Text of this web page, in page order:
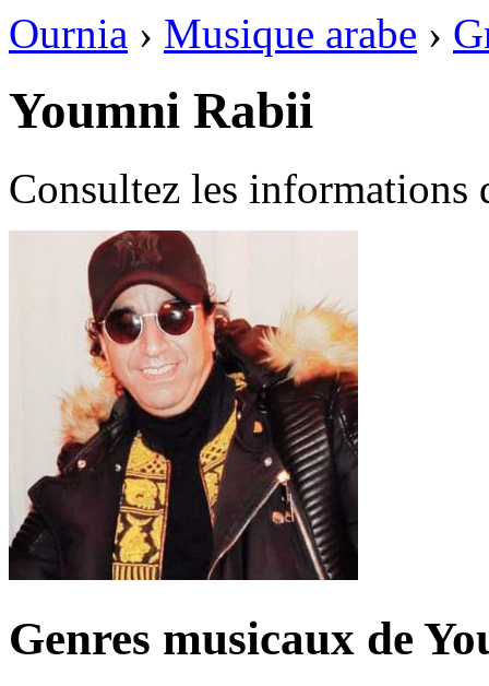
Ournia › Musique arabe ›
Youmni Rabii
Consultez les
Genres musicaux de